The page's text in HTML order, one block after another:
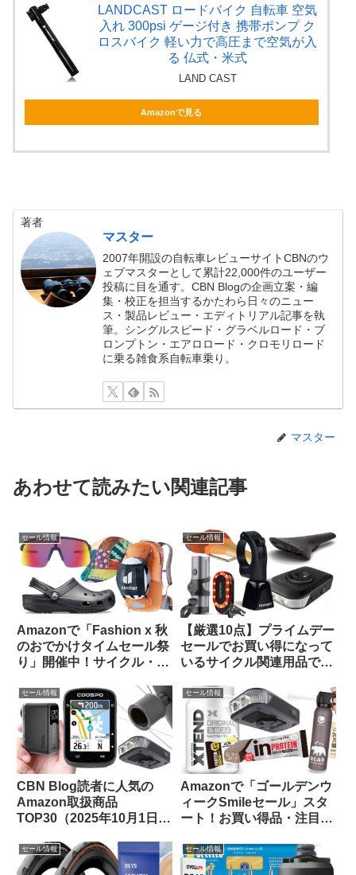
LANDCAST ロードバイク 自転車 空気
入れ 300psi ゲージ付き 携帯ポンプ ク
ロスバイク 軽い力で高圧まで空気が入
る 仏式・米式
LAND CAST
Amazonで見る
著者
マスター
2007年開設の自転車レビューサイトCBNのウ
ェブマスターとして累計22,000件のユーザー
投稿に目を通す。CBN Blogの企画立案・編
集・校正を担当するかたわら日々のニュー
ス・製品レビュー・エディトリアル記事を執
筆。シングルスピード・グラベルロード・ブ
ロンプトン・エアロロード・クロモリロード
に乗る雑食系自転車乗り。
マスター
あわせて読みたい関連記事
セール情報
Amazonで「Fashion x 秋
のおでかけタイムセール祭
り」開催中！サイクル・ア
ピックアップしてみました
セール情報
【厳選10点】プライムデー
セールでお買い得になって
いるサイクル関連用品で未
してみました
セール情報
CBN Blog読者に人気の
Amazon取扱商品
TOP30（2025年10月1日
セール情報
Amazonで「ゴールデンウ
ィークSmileセール」スタ
ート！お買い得品・注目品
ップしてご紹介します
セール情報 セール情報